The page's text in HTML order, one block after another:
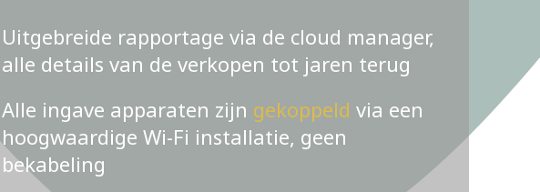
Uitgebreide rapportage via de cloud manager,
alle details van de verkopen tot jaren terug
Alle ingave apparaten zijn gekoppeld via een
hoogwaardige Wi-Fi installatie, geen
bekabeling